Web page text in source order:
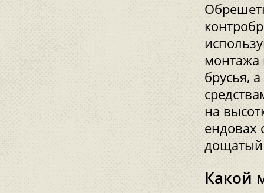
монтажа
брусья,
на
ендовах
дощатый
Какой